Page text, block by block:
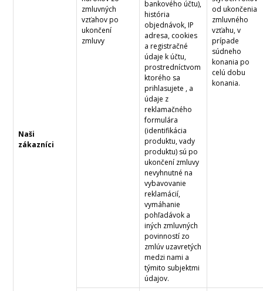
Naši
zákazníci
zmluvných
vzťahov po
ukončení
zmluvy
bankového účtu),
história
objednávok, IP
adresa, cookies
a registračné
údaje k účtu,
prostredníctvom
ktorého sa
prihlasujete , a
údaje z
reklamačného
formulára
(identifikácia
produktu, vady
produktu) sú po
ukončení zmluvy
nevyhnutné na
vybavovanie
reklamácií,
vymáhanie
pohľadávok a
iných zmluvných
povinností zo
zmlúv uzavretých
medzi nami a
týmito subjektmi
údajov.
od ukončenia
zmluvného
vzťahu, v
prípade
súdneho
konania po
celú dobu
konania.